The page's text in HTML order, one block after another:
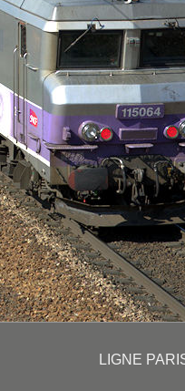
LIGNE